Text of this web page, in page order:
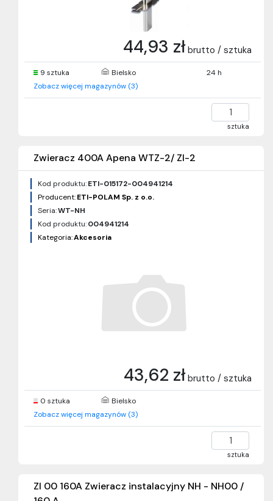
44,93 zł brutto / sztuka
9 sztuka Bielsko
24 h
Zobacz więcej magazynów (3)
sztuka
Zwieracz 400A Apena WTZ-2/ ZI-2
Kod produktu:ETI-015172-004941214
Producent:ETI-POLAM Sp. z o.o.
Seria:WT-NH
Kod produktu:004941214
Kategoria:Akcesoria
43,62 zł brutto / sztuka
0 sztuka
Bielsko
Zobacz więcej magazynów (3)
sztuka
ZI 00 160A Zwieracz instalacyjny NH - NH00 /